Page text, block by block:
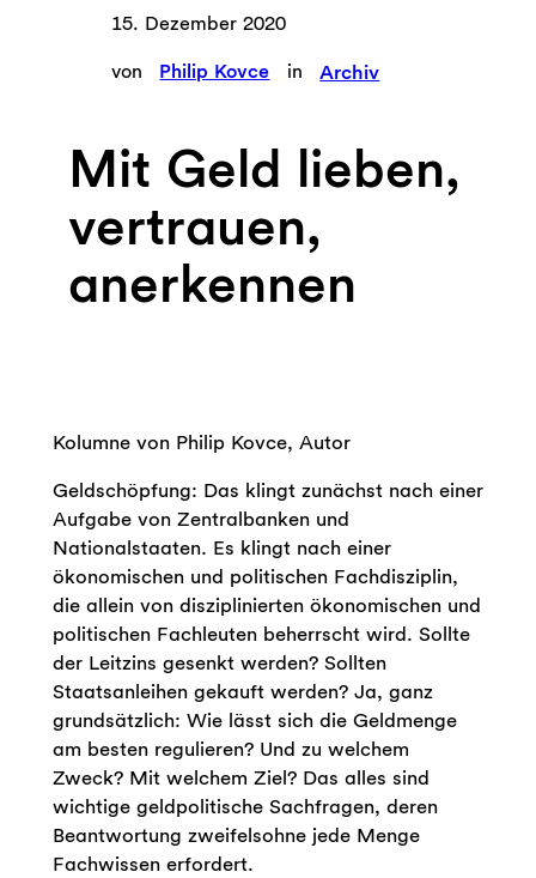
15. Dezember 2020
von Philip Kovce in Archiv
Mit Geld lieben,
vertrauen,
anerkennen
Kolumne von Philip Kovce, Autor
Geldschöpfung: Das klingt zunächst nach einer
Aufgabe von Zentralbanken und
Nationalstaaten. Es klingt nach einer
ökonomischen und politischen Fachdisziplin,
die allein von disziplinierten ökonomischen und
politischen Fachleuten beherrscht wird. Sollte
der Leitzins gesenkt werden? Sollten
Staatsanleihen gekauft werden? Ja, ganz
grundsätzlich: Wie lässt sich die Geldmenge
am besten regulieren? Und zu welchem
Zweck? Mit welchem Ziel? Das alles sind
wichtige geldpolitische Sachfragen, deren
Beantwortung zweifelsohne jede Menge
Fachwissen erfordert.